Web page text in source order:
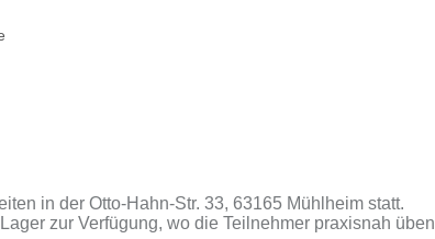
in der Otto-Hahn-Str. 33, 63165 Mühlheim statt.
zur Verfügung, wo die Teilnehmer praxisnah üben